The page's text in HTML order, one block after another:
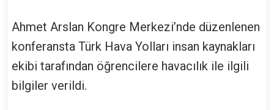
Ahmet Arslan Kongre Merkezi’nde düzenlenen
konferansta Türk Hava Yolları insan kaynakları
ekibi tarafından öğrencilere havacılık ile ilgili
bilgiler verildi.